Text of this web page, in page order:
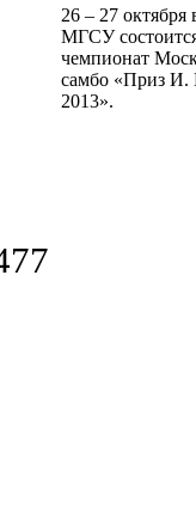
26 – 27 октября
МГСУ
чемпионат
самбо «Приз И.
2013».